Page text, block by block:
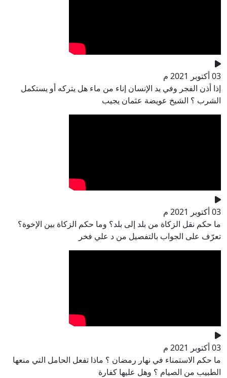
03 أكتوبر 2021 م
إذا أذن الفجر وفي يد الإنسان إناء من ماء هل يتركه أو يستكمل
الشرب ؟ الشيخ عويضة عثمان يجيب
03 أكتوبر 2021 م
ما حكم نقل الزكاة من بلد إلى بلد؟ وما حكم الزكاة بين الإخوة؟
تعرّف على الجواب بالتفصيل من د علي فخر
03 أكتوبر 2021 م
ما حكم الاستمناء في نهار رمضان ؟ ماذا تفعل الحامل التي منعها
الطبيب من الصيام ؟ وهل عليها كفارة